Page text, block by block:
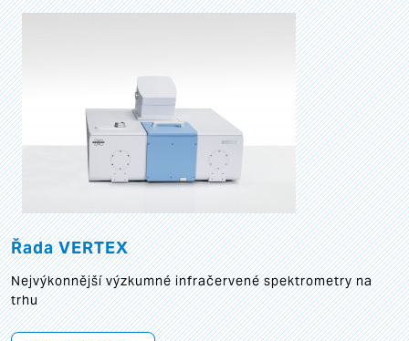
Řada VERTEX
Nejvýkonnější výzkumné infračervené spektrometry na
trhu